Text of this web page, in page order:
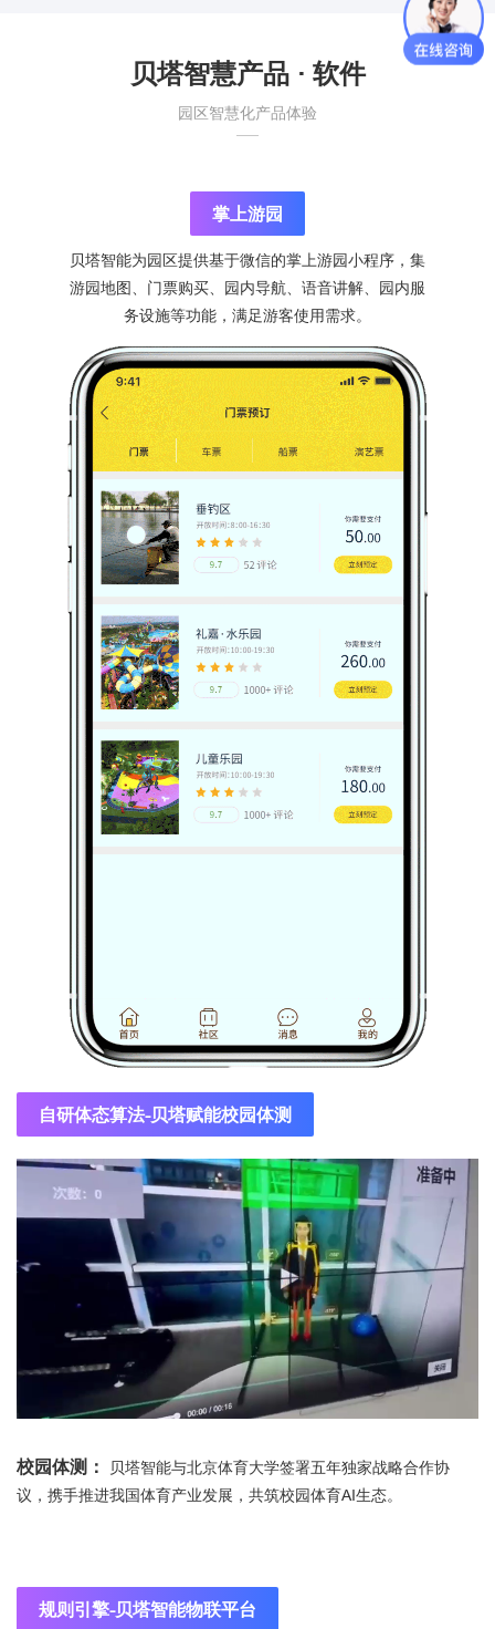
贝塔智慧产品 · 软件
园区智慧化产品体验
掌上游园
贝塔智能为园区提供基于微信的掌上游园小程序，集
游园地图、门票购买、园内导航、语音讲解、园内服
务设施等功能，满足游客使用需求。
自研体态算法-贝塔赋能校园体测
校园体测：
贝塔智能与北京体育大学签署五年独家战略合作协
议，携手推进我国体育产业发展，共筑校园体育AI生态。
规则引擎-贝塔智能物联平台